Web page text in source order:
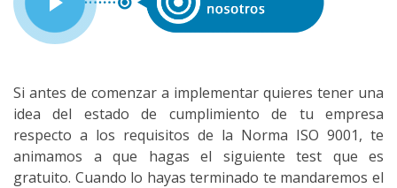
Si antes de comenzar a implementar quieres tener una
idea del estado de cumplimiento de tu empresa
respecto a los requisitos de la Norma ISO 9001, te
animamos a que hagas el siguiente test que es
gratuito. Cuando lo hayas terminado te mandaremos el